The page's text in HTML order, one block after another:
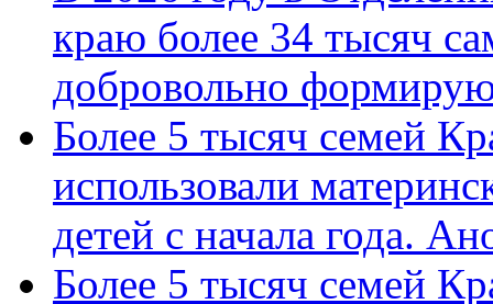
краю более 34 тысяч
добровольно
Более 5 тысяч семей
использовали
детей с начала года.
Более 5 тысяч семей